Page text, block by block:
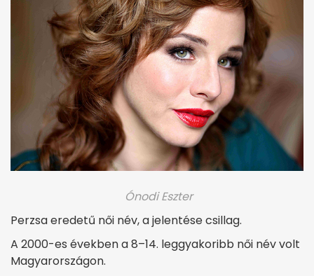
Ónodi Eszter
Perzsa eredetű női név, a jelentése csillag.
A 2000-es években a 8–14. leggyakoribb női név volt
Magyarországon.